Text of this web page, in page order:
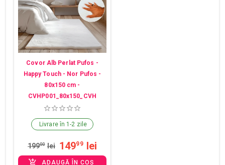
Covor Alb Perlat Pufos -
Happy Touch - Nor Pufos -
80x150 cm -
CVHP001_80x150_CVH
Livrare în 1-2 zile
19900 lei 14999 lei
ADAUGĂ ÎN COȘ